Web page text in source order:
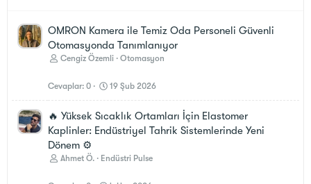
OMRON Kamera ile Temiz Oda Personeli Güvenli
Otomasyonda Tanımlanıyor
Cengiz Özemli Otomasyon
Cevaplar 0 19 Şub 2026
🔥 Yüksek Sıcaklık Ortamları İçin Elastomer
Kaplinler: Endüstriyel Tahrik Sistemlerinde Yeni
Dönem ⚙️
Ahmet Ö. Endüstri Pulse